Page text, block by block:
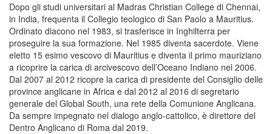
Dopo gli studi universitari al Madras Christian College di Chennai,
in India, frequenta il Collegio teologico di San Paolo a Mauritius.
Ordinato diacono nel 1983, si trasferisce in Inghilterra per
proseguire la sua formazione. Nel 1985 diventa sacerdote. Viene
eletto 15 esimo vescovo di Mauritius e diventa il primo mauriziano
a ricoprire la carica di arcivescovo dell’Oceano Indiano nel 2006.
Dal 2007 al 2012 ricopre la carica di presidente del Consiglio delle
province anglicane in Africa e dal 2012 al 2016 di segretario
generale del Global South, una rete della Comunione Anglicana.
Da sempre impegnato nel dialogo anglo-cattolico, è direttore del
Dentro Anglicano di Roma dal 2019.